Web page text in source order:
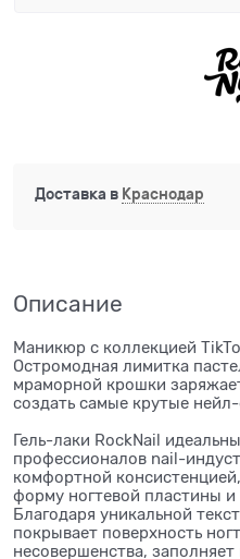
Доставка в Краснодар
Описание
Маникюр с коллекцией
Остромодная лимитка
мраморной крошки
создать самые крутые
Гель-лаки RockNail
профессионалов nail-
комфортной
форму ногтевой пластины и
Благодаря уникальной
покрывает поверхность
несовершенства, заполняет